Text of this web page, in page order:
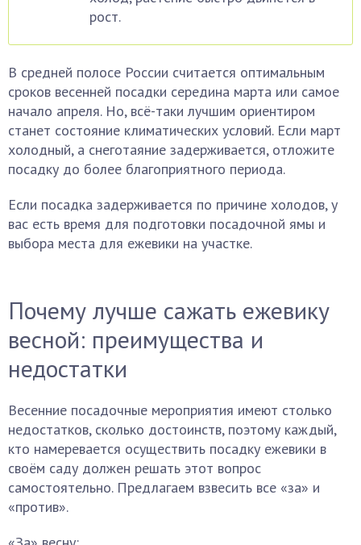
рост.
В средней полосе России считается оптимальным
сроков весенней посадки середина марта или самое
начало апреля. Но, всё-таки лучшим ориентиром
станет состояние климатических условий. Если март
холодный, а снеготаяние задерживается, отложите
посадку до более благоприятного периода.
Если посадка задерживается по причине холодов, у
вас есть время для подготовки посадочной ямы и
выбора места для ежевики на участке.
Почему лучше сажать ежевику
весной: преимущества и
недостатки
Весенние посадочные мероприятия имеют столько
недостатков, сколько достоинств, поэтому каждый,
кто намеревается осуществить посадку ежевики в
своём саду должен решать этот вопрос
самостоятельно. Предлагаем взвесить все «за» и
«против».